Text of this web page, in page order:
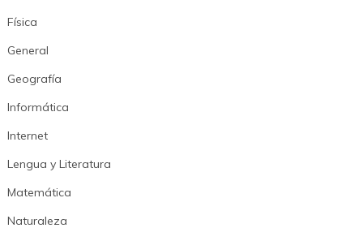
Física
General
Geografía
Informática
Internet
Lengua y Literatura
Matemática
Naturaleza